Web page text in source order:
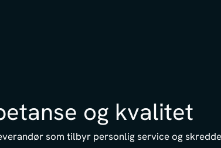
og kvalitet
som tilbyr personlig service og